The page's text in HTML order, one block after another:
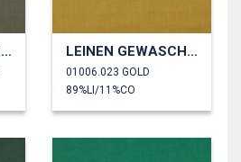
LEINEN GEWASCHEN 170 GM2 LEINEN GEWASCHEN 170 GM2
01006.023 GOLD
89%LI/11%CO